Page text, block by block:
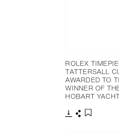
ROLEX
TATTERSALL
AWARDED TO
WINNER OF
HOBART